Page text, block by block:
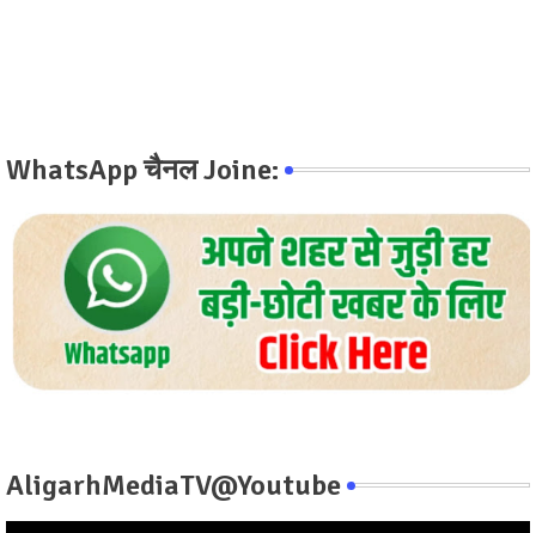
WhatsApp चैनल Joine:
AligarhMediaTV@Youtube